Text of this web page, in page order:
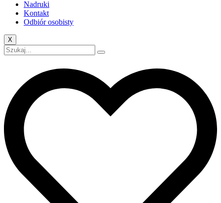
Nadruki
Kontakt
Odbiór osobisty
X